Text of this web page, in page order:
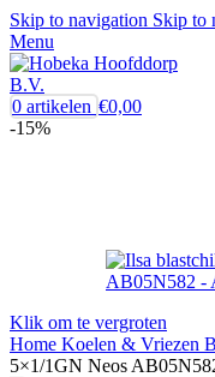
Skip to navigation Skip to
Menu
0 artikelen €0,00
-15%
Klik om te vergroten
Home Koelen & Vriezen
5×1/1GN Neos